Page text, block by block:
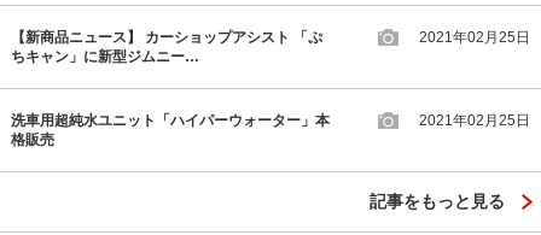
【新商品ニュース】 カーショップアシスト 「ぷ
ちキャン」に新型ジムニー…
2021年02月25日
洗車用超純水ユニット「ハイパーウォーター」本
格販売
2021年02月25日
記事をもっと見る